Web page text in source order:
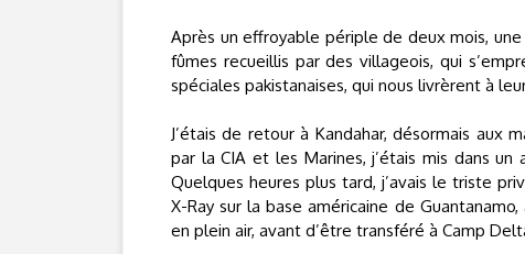
Après un effroyable périple de deux mois,
fûmes recueillis par des villageois, qui
spéciales pakistanaises, qui nous livrèrent à
J’étais de retour à Kandahar, désormais aux
par la CIA et les Marines, j’étais mis dans
Quelques heures plus tard, j’avais le triste
X-Ray sur la base américaine de
en plein air, avant d’être transféré à Camp